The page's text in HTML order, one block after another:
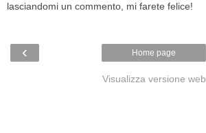
lasciandomi un commento, mi farete felice!
‹ Home page
Visualizza versione web